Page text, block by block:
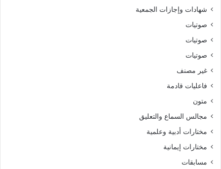
شهادات وإجازات الجمعية
صوتيات
صوتيات
صوتيات
غير مصنف
فاعليات قادمة
متون
مجالس السماع والتعليق
مختارات أدبية وعلمية
مختارات إيمانية
مسابقات